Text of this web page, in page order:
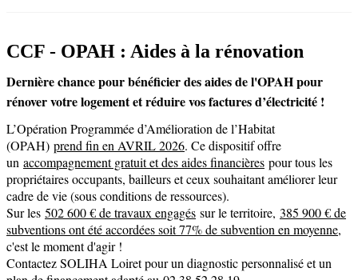
CCF - OPAH : Aides à la rénovation
Dernière chance pour bénéficier des aides de l'OPAH pour
rénover votre logement et réduire vos factures d’électricité !
L’Opération Programmée d’Amélioration de l’Habitat
(OPAH) prend fin en AVRIL 2026. Ce dispositif offre
un accompagnement gratuit et des aides financières pour tous les
propriétaires occupants, bailleurs et ceux souhaitant améliorer leur
cadre de vie (sous conditions de ressources).
Sur les 502 600 € de travaux engagés sur le territoire, 385 900 € de
subventions ont été accordées soit 77% de subvention en moyenne,
c'est le moment d'agir !
Contactez SOLIHA Loiret pour un diagnostic personnalisé et un